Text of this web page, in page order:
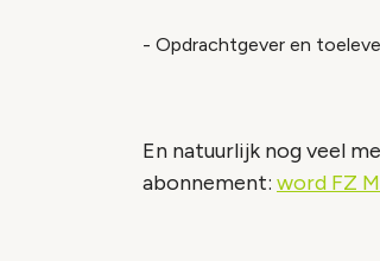
- Opdrachtgever en
En natuurlijk nog veel
abonnement: word FZ